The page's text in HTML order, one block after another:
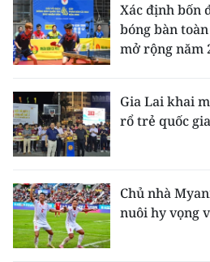
Xác định bốn
bóng bàn
mở rộng năm
Gia Lai khai
rổ trẻ quốc
Chủ nhà
nuôi hy vọng